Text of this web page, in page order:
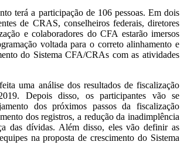
terá a participação de 106 pessoas. Em dois
de CRAS, conselheiros federais, diretores
e colaboradores do CFA estarão imersos
voltada para o correto alinhamento e
do Sistema CFA/CRAs com as atividades
uma análise dos resultados de fiscalização
Depois disso, os participantes vão se
dos próximos passos da fiscalização
dos registros, a redução da inadimplência
das dívidas. Além disso, eles vão definir as
na proposta de crescimento do Sistema